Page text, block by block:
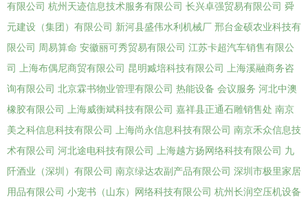
有限公司 杭州天迹信息技术服务有限公司 长兴卓强贸易有限公司 舜
元建设（集团）有限公司 新河县盛伟水利机械厂 邢台金硕农业科技有
限公司
周易算命 安徽丽可秀贸易有限公司 江苏卡超汽车销售有限公
司
上海布偶尼商贸有限公司 昆明臧培科技有限公司
上海溪融商务咨
询有限公司 北京霖书物业管理有限公司 热能设备 会议服务 河北中澳
橡胶有限公司
上海威衡斌科技有限公司 嘉祥县正通石雕销售处 南京
美之科信息科技有限公司
上海尚永信息科技有限公司 南京禾众信息技
术有限公司 河北途电科技有限公司 上海越方扬网络科技有限公司 九
阡酒业（深圳）有限公司 南京绿达农副产品有限公司 深圳市极里家居
用品有限公司 小宠书（山东）网络科技有限公司 杭州长润空压机设备